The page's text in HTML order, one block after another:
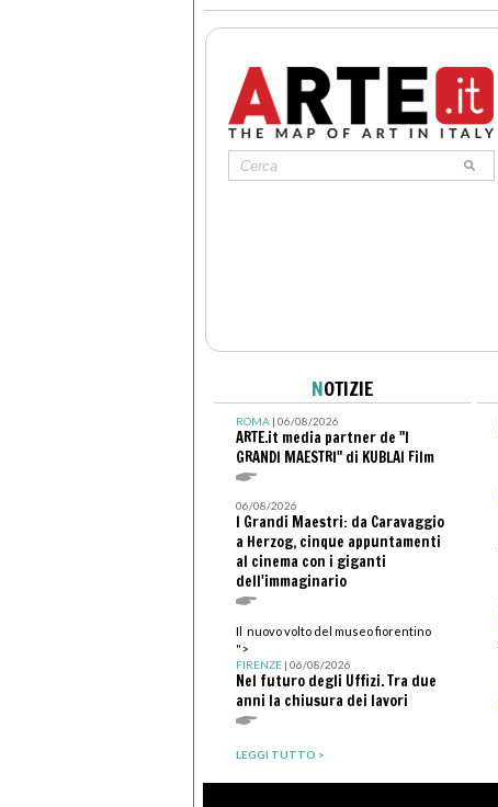
NOTIZIE
ROMA| 06/08/2026
ARTE.it media partner de "I
GRANDI MAESTRI" di KUBLAI Film
06/08/2026
I Grandi Maestri: da Caravaggio
a Herzog, cinque appuntamenti
al cinema con i giganti
dell'immaginario
Il nuovo volto del museo fiorentino
">
FIRENZE| 06/08/2026
Nel futuro degli Uffizi. Tra due
anni la chiusura dei lavori
LEGGI TUTTO >